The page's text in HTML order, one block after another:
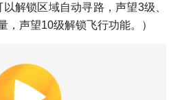
解锁区域自动寻路，声望3级、
，声望10级解锁飞行功能。）